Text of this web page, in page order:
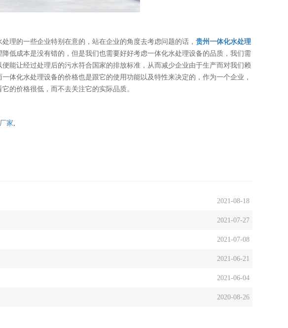
理的一些企业特别在意的，站在企业的角度去考虑问题的话， 贵州一体化水处理
低成本是没有错的，但是我们也需要好好考虑一体化水处理设备的品质，我们需
能让经过处理后的污水符合国家的排放标准，从而减少企业由于生产而对我们赖
体化水处理设备的价格也是跟它的使用功能以及特性来决定的，作为一个企业，
的价格很低，而不去关注它的实际品质。
家,
2021-08-18
2021-07-27
2021-07-08
2021-06-21
2021-06-04
2020-08-26